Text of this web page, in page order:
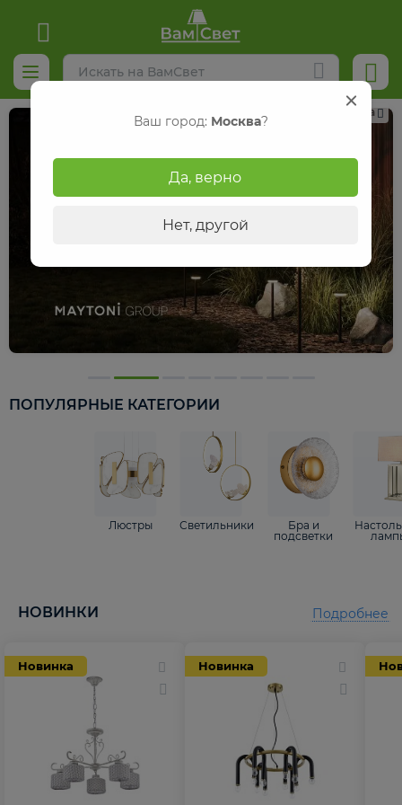
Реклама
ПОПУЛЯРНЫЕ КАТЕГОРИИ
Люстры Светильники
Бра и
подсветки
НОВИНКИ
Новинка Новинка
Подробнее
Ваш город: Москва?
Да, верно
Нет, другой